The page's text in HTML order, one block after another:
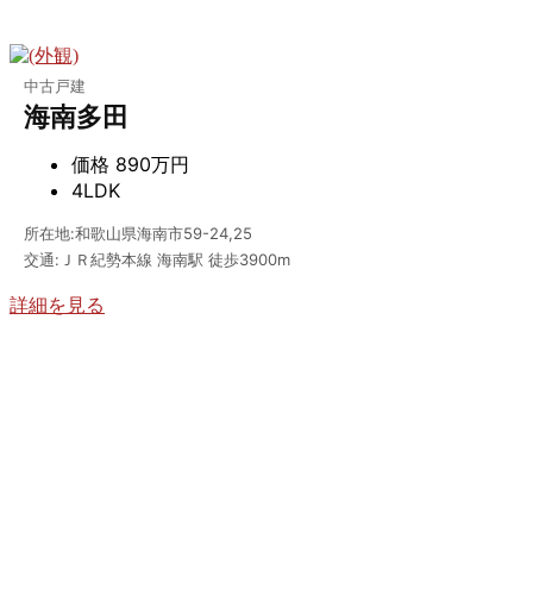
中古戸建
海南多田
価格 890万円
4LDK
所在地:和歌山県海南市59-24,25
交通:ＪＲ紀勢本線 海南駅 徒歩3900m
詳細を見る